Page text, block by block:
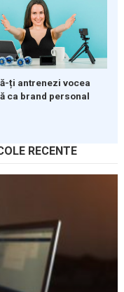
ți antrenezi vocea
ca brand personal
RECENTE